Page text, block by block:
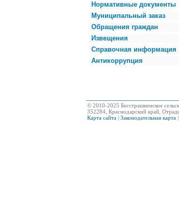
Нормативные документы
Муниципальный заказ
Обращения граждан
Извещения
Справочная информация
Антикоррупция
© 2010-2025 Бесстрашненское
352284, Краснодарский край,
Карта сайта | Законодательная карта |